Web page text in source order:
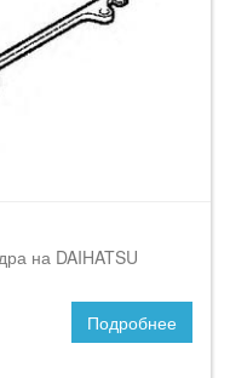
на DAIHATSU
Подробнее